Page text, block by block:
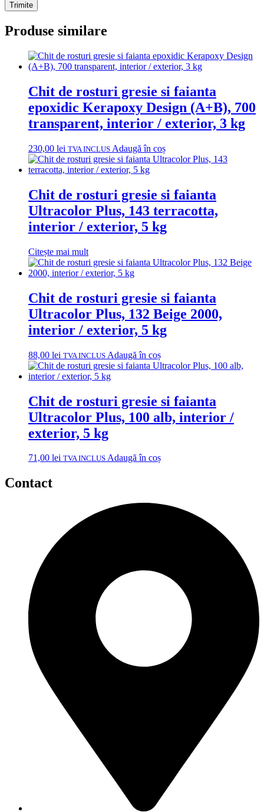
Produse similare
Chit de rosturi gresie si faianta
epoxidic Kerapoxy Design (A+B), 700
transparent, interior / exterior, 3 kg
230,00 lei TVA INCLUS Adaugă în coș
Chit de rosturi gresie si faianta
Ultracolor Plus, 143 terracotta,
interior / exterior, 5 kg
Citește mai mult
Chit de rosturi gresie si faianta
Ultracolor Plus, 132 Beige 2000,
interior / exterior, 5 kg
88,00 lei TVA INCLUS Adaugă în coș
Chit de rosturi gresie si faianta
Ultracolor Plus, 100 alb, interior /
exterior, 5 kg
71,00 lei TVA INCLUS Adaugă în coș
Contact